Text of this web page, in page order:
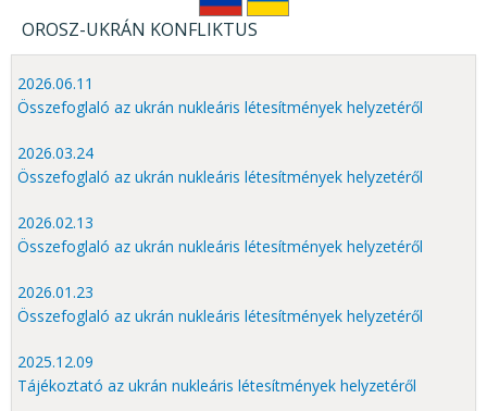
OROSZ-UKRÁN KONFLIKTUS
2026.06.11
Összefoglaló az ukrán nukleáris létesítmények helyzetéről
2026.03.24
Összefoglaló az ukrán nukleáris létesítmények helyzetéről
2026.02.13
Összefoglaló az ukrán nukleáris létesítmények helyzetéről
2026.01.23
Összefoglaló az ukrán nukleáris létesítmények helyzetéről
2025.12.09
Tájékoztató az ukrán nukleáris létesítmények helyzetéről